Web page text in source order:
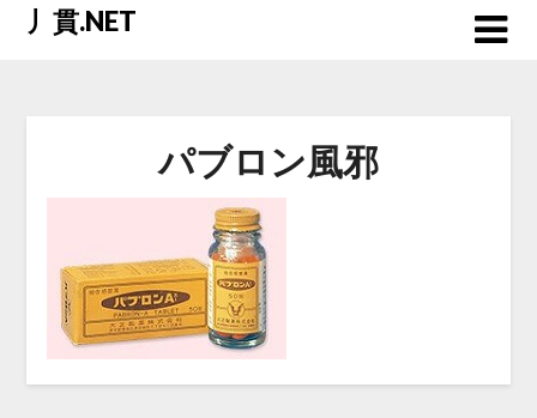
Skip丿貫.NET
パブロン風邪